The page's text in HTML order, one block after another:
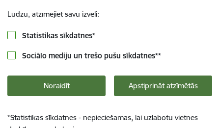
Lūdzu, atzīmējiet savu izvēli:
Statistikas sīkdatnes*
Sociālo mediju un trešo pušu sīkdatnes**
Noraidīt Apstiprināt atzīmētās
*Statistikas sīkdatnes - nepieciešamas, lai uzlabotu vietnes